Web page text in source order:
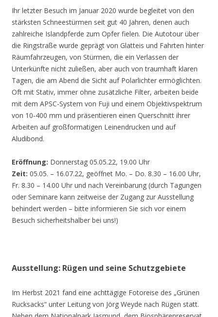
Ihr letzter Besuch im Januar 2020 wurde begleitet von den
stärksten Schneestürmen seit gut 40 Jahren, denen auch
zahlreiche Islandpferde zum Opfer fielen. Die Autotour über
die Ringstraße wurde geprägt von Glatteis und Fahrten hinter
Räumfahrzeugen, von Stürmen, die ein Verlassen der
Unterkünfte nicht zuließen, aber auch von traumhaft klaren
Tagen, die am Abend die Sicht auf Polarlichter ermöglichten.
Oft mit Stativ, immer ohne zusätzliche Filter, arbeiten beide
mit dem APSC-System von Fuji und einem Objektivspektrum
von 10-400 mm und präsentieren einen Querschnitt ihrer
Arbeiten auf großformatigen Leinendrucken und auf
Aludibond.
Eröffnung: Donnerstag 05.05.22, 19.00 Uhr
Zeit: 05.05. – 16.07.22, geöffnet Mo. – Do. 8.30 – 16.00 Uhr,
Fr. 8.30 – 14.00 Uhr und nach Vereinbarung (durch Tagungen
oder Seminare kann zeitweise der Zugang zur Ausstellung
behindert werden – bitte informieren Sie sich vor einem
Besuch sicherheitshalber bei uns!)
Ausstellung: Rügen und seine Schutzgebiete
Im Herbst 2021 fand eine achttägige Fotoreise des „Grünen
Rucksacks“ unter Leitung von Jörg Weyde nach Rügen statt.